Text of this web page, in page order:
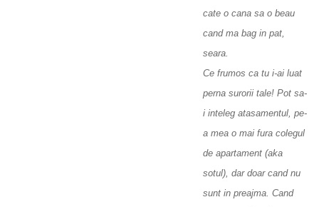
cate o cana sa o beau
cand ma bag in pat,
seara.
Ce frumos ca tu i-ai luat
perna surorii tale! Pot sa-
i inteleg atasamentul, pe-
a mea o mai fura colegul
de apartament (aka
sotul), dar doar cand nu
sunt in preajma. Cand